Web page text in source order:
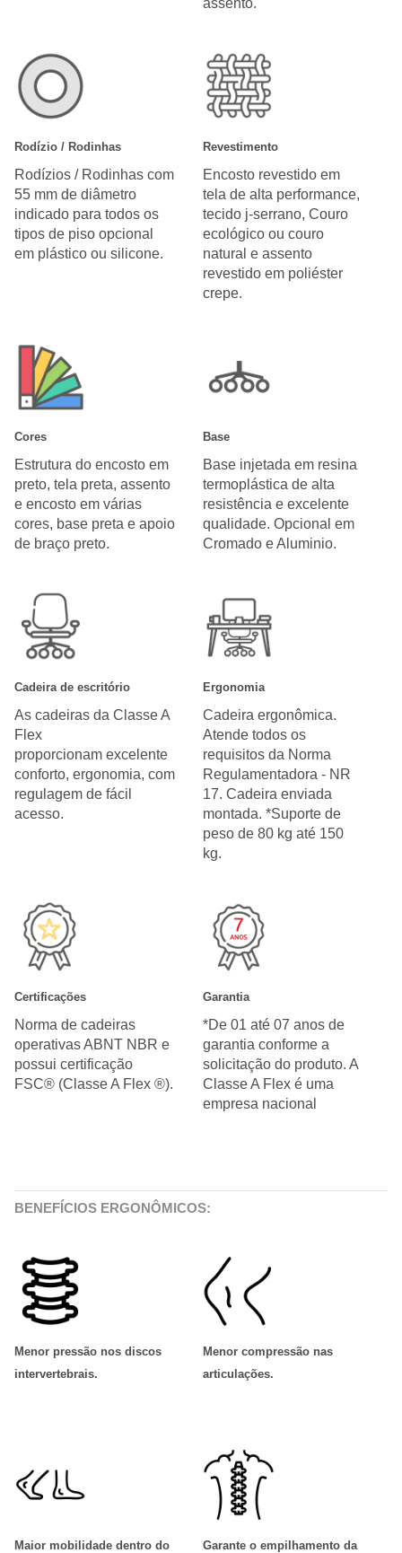
Rodízio / Rodinhas
Rodízios / Rodinhas com
55 mm de diâmetro
indicado para todos os
tipos de piso opcional
em plástico ou silicone.
Revestimento
Encosto revestido em
tela de alta performance,
tecido j-serrano, Couro
ecológico ou couro
natural e assento
revestido em poliéster
crepe.
Cores
Estrutura do encosto em
preto, tela preta, assento
e encosto em várias
cores, base preta e apoio
de braço preto.
Base
Base injetada em resina
termoplástica de alta
resistência e excelente
qualidade. Opcional em
Cromado e Aluminio.
Cadeira de escritório
As cadeiras da Classe A
Flex
proporcionam excelente
conforto, ergonomia, com
regulagem de fácil
acesso.
Ergonomia
Cadeira ergonômica.
Atende todos os
requisitos da Norma
Regulamentadora - NR
17. Cadeira enviada
montada. *Suporte de
peso de 80 kg até 150
kg.
Certificações
Norma de cadeiras
operativas ABNT NBR e
possui certificação
FSC® (Classe A Flex ®).
Garantia
*De 01 até 07 anos de
garantia conforme a
solicitação do produto. A
Classe A Flex é uma
empresa nacional
BENEFÍCIOS ERGONÔMICOS:
Menor pressão nos discos
intervertebrais.
Menor compressão nas
articulações.
Maior mobilidade dentro do
Garante o empilhamento da